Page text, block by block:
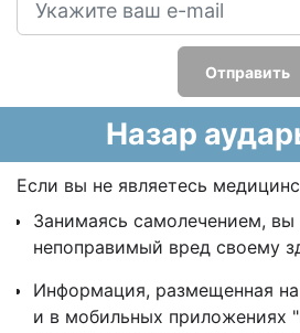
Отправить
Назар
Если вы не являетесь
Занимаясь самолечением,
непоправимый вред своему
Информация, размещенная
и в мобильных приложениях